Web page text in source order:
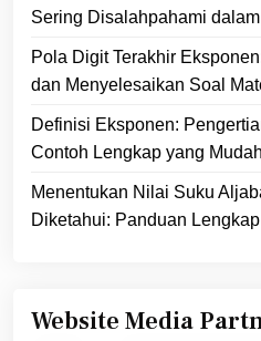
Sering Disalahpahami
Pola Digit Terakhir
dan Menyelesaikan Soal
Definisi Eksponen:
Contoh Lengkap yang
Menentukan Nilai Suku
Diketahui: Panduan
Website Media